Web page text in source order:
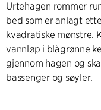
Urtehagen rommer
bed som er anlagt
kvadratiske mønstre.
vannløp i blågrønne
gjennom hagen og
bassenger og søyler.